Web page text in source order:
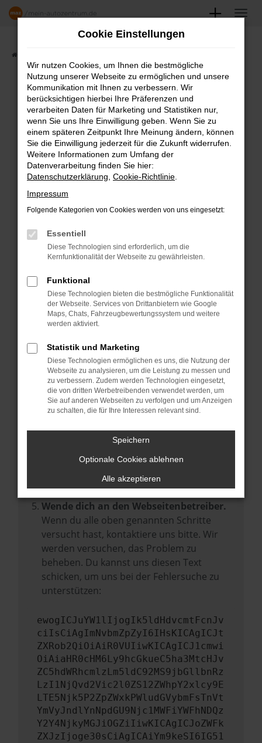
Zum
FAHRZEUGSHOWROOM
Fehler: Network Error
Beim Laden ist ein Fehler aufgetreten.
Hier sind ein paar Tipps, die dir helfen können:
Überprüfe deine Firewall und deine
Laden andere Webseiten, zum Beispiel
deine Suchmaschine?
Manche Erweiterungen, wie Werbeblocker,
können das Laden bestimmter Seiten
verhindern. Funktioniert die Seite in einem
anderen Browser oder in einem privaten
Starte dein Gerät neu.
Das kann manchmal helfen,
vorübergehende Probleme zu beheben.
Stelle sicher, dass dein Browser und dein
Betriebssystem auf dem neuesten Stand
sind.
Veraltete Software birgt nicht nur ein
Sicherheitsrisiko, sondern kann auch dazu
führen, dass bestimmte Funktionen nicht
mehr unterstützt werden.
Wende dich an den Webseitenbetreiber.
Wenn du alle oben genannten Schritte
versucht hast, kontaktiere uns bitte. Wir
werden versuchen, das Problem zu
beheben. Du kannst uns diesen Text
schicken, um uns bei der Fehlersuche zu
unterstützen:
ewogICJuYW1lIjogIk5ldHdvcmtFcnJv
ciIsCiAgImNvbmZpZyI6IHsKICAgICJt
ZXRob2QiOiAiR0VUIiwKICAgICJ1cmwi
OiAiaHR0cHM6Ly9hcGkueC5ha3MtcHJv
ZC5hdWRhcmlzLm5ldC92MS9jbGllbnRz
LzI1NjQvd2Vic2l0ZS12ZWhpY2xlcy9E
LTE5Njk5P2ZpZWxkPWludGVybmFsTnVt
YmVyJndlYnNpdGU9Njc1MWFiYWFhNDQz
Y2Y4NjkyMGJiOGZiIiwKICAgICJoZWFk
ZXJzIjoge30sCiAgICAiYm9keSI6IG51
Cookie Einstellungen
Wir nutzen Cookies, um Ihnen die bestmögliche
Nutzung unserer Webseite zu ermöglichen und unsere
Kommunikation mit Ihnen zu verbessern. Wir
berücksichtigen hierbei Ihre Präferenzen und
verarbeiten Daten für Marketing und Statistiken nur,
wenn Sie uns Ihre Einwilligung geben. Wenn Sie zu
einem späteren Zeitpunkt Ihre Meinung ändern, können
Sie die Einwilligung jederzeit für die Zukunft widerrufen.
Weitere Informationen zum Umfang der
Datenverarbeitung finden Sie hier:
Datenschutzerklärung Cookie-Richtlinie
Impressum
Folgende Kategorien von Cookies werden von uns eingesetzt:
Essentiell
Diese Technologien sind erforderlich, um die
Kernfunktionalität der Webseite zu gewährleisten.
Funktional
Diese Technologien bieten die bestmögliche Funktionalität
der Webseite. Services von Drittanbietern wie Google
Maps, Chats, Fahrzeugbewertungssystem und weitere
werden aktiviert.
Statistik und Marketing
Diese Technologien ermöglichen es uns, die Nutzung der
Webseite zu analysieren, um die Leistung zu messen und
zu verbessern. Zudem werden Technologien eingesetzt,
die von dritten Werbetreibenden verwendet werden, um
Sie auf anderen Webseiten zu verfolgen und um Anzeigen
zu schalten, die für Ihre Interessen relevant sind.
Speichern
Optionale Cookies ablehnen
Alle akzeptieren